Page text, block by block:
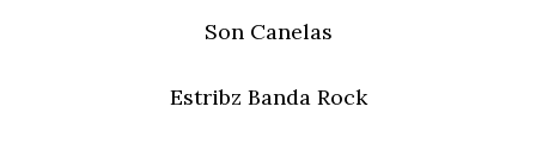
Son Canelas
Estribz Banda Rock